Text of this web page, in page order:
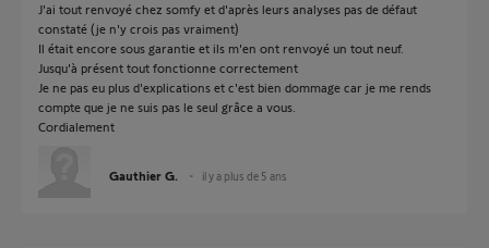
J'ai tout renvoyé chez somfy et d'après leurs analyses pas de défaut
constaté (je n'y crois pas vraiment)
Il était encore sous garantie et ils m'en ont renvoyé un tout neuf.
Jusqu'à présent tout fonctionne correctement
Je ne pas eu plus d'explications et c'est bien dommage car je me rends
compte que je ne suis pas le seul grâce a vous.
Cordialement
Gauthier G. il y a plus de 5 ans